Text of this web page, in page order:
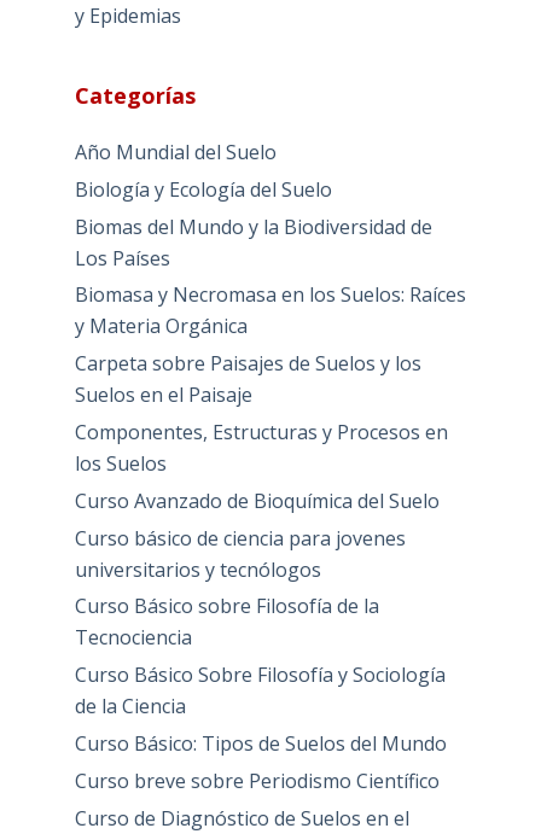
y Epidemias
Categorías
Año Mundial del Suelo
Biología y Ecología del Suelo
Biomas del Mundo y la Biodiversidad de
Los Países
Biomasa y Necromasa en los Suelos: Raíces
y Materia Orgánica
Carpeta sobre Paisajes de Suelos y los
Suelos en el Paisaje
Componentes, Estructuras y Procesos en
los Suelos
Curso Avanzado de Bioquímica del Suelo
Curso básico de ciencia para jovenes
universitarios y tecnólogos
Curso Básico sobre Filosofía de la
Tecnociencia
Curso Básico Sobre Filosofía y Sociología
de la Ciencia
Curso Básico: Tipos de Suelos del Mundo
Curso breve sobre Periodismo Científico
Curso de Diagnóstico de Suelos en el